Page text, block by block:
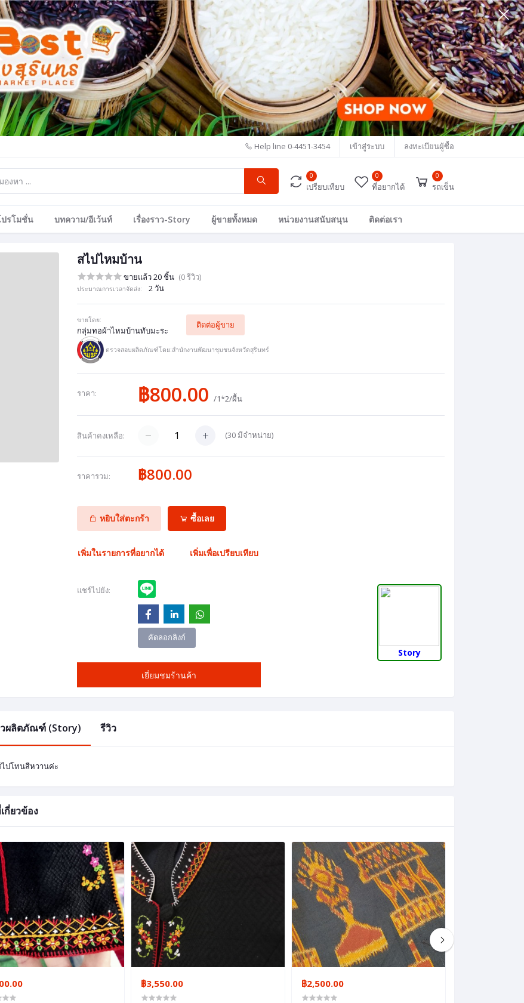
Help line 0-4451-3454 เข้าสู่ระบบ ลงทะเบียนผู้ซื้อ
0
เปรียบเทียบ
0
ที่อยากได้
0
รถเข็น
รโมชั่น บทความ/อีเว้นท์ เรื่องราว-Story ผู้ขายทั้งหมด หน่วยงานสนับสนุน ติดต่อเรา
สไปไหมบ้าน
ขายแล้ว 20 ชิ้น (0 รีวิว)
ประมาณการเวลาจัดส่ง: 2 วัน
ขายโดย:
กลุ่มทอผ้าไหมบ้านทับมะระ
ติดต่อผู้ขาย
ตรวจสอบผลิตภัณฑ์โดย:สำนักงานพัฒนาชุมชนจังหวัดสุรินทร์
ราคา: ฿800.00/1*2/ผื้น
สินค้าคงเหลือ: (30มีจำหน่าย)
ราคารวม: ฿800.00
หยิบใส่ตะกร้า ซื้อเลย
เพิ่มในรายการที่อยากได้ เพิ่มเพื่อเปรียบเทียบ
แชร์ไปยัง:
คัดลอกลิงก์
เยี่ยมชมร้านค้า
Story
วผลิตภัณฑ์ (Story) รีวิว
ไปโทนสีหวานค่ะ
กี่ยวข้อง
฿3,550.00 ฿2,500.00